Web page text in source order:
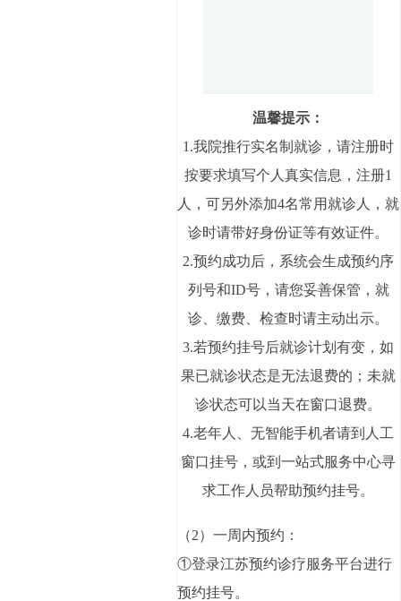
温馨提示：
1.我院推行实名制就诊，请注册时
按要求填写个人真实信息，注册1
人，可另外添加4名常用就诊人，就
诊时请带好身份证等有效证件。
2.预约成功后，系统会生成预约序
列号和ID号，请您妥善保管，就
诊、缴费、检查时请主动出示。
3.若预约挂号后就诊计划有变，如
果已就诊状态是无法退费的；未就
诊状态可以当天在窗口退费。
4.老年人、无智能手机者请到人工
窗口挂号，或到一站式服务中心寻
求工作人员帮助预约挂号。
（2）一周内预约：
①登录江苏预约诊疗服务平台进行
预约挂号。